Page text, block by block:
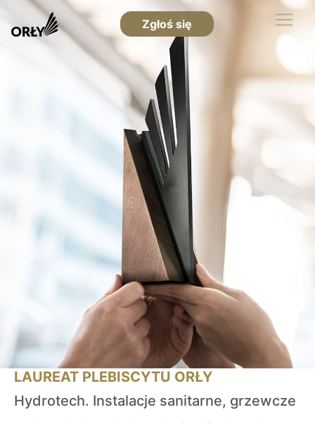
Zgłoś się
LAUREAT PLEBISCYTU ORŁY
Hydrotech. Instalacje sanitarne, grzewcze